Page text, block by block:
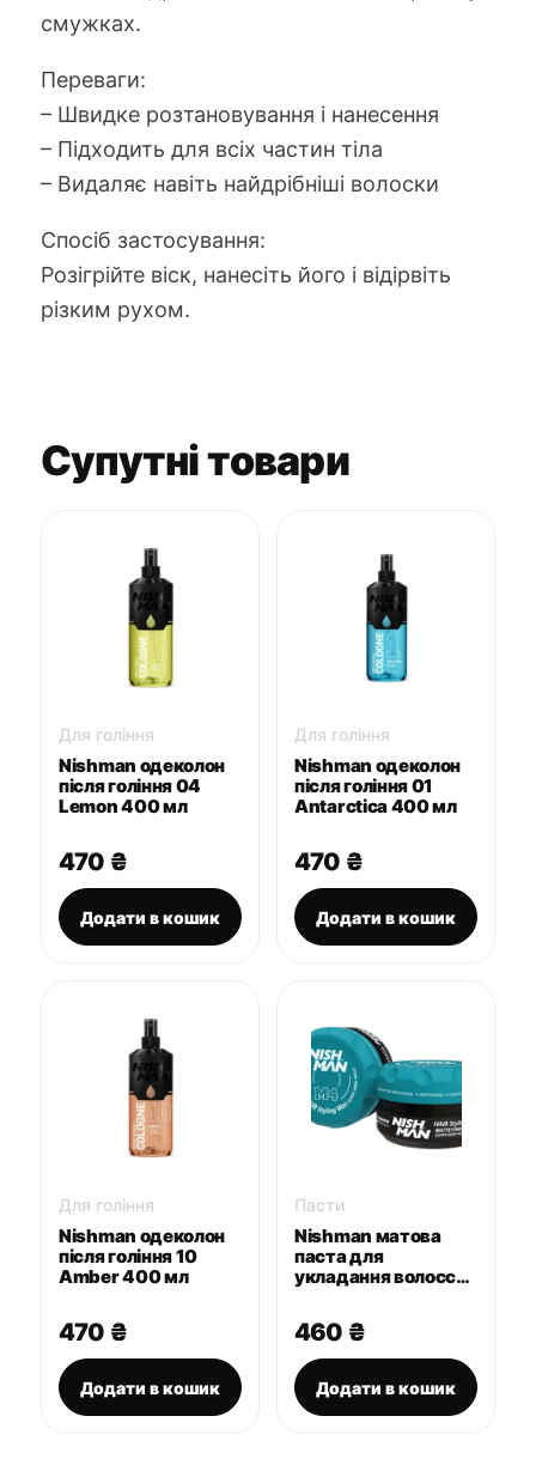
смужках.
Переваги:
– Швидке розтановування і нанесення
– Підходить для всіх частин тіла
– Видаляє навіть найдрібніші волоски
Спосіб застосування:
Розігрійте віск, нанесіть його і відірвіть
різким рухом.
Супутні товари
Для гоління
Nishman одеколон
після гоління 04
Lemon 400 мл
470 ₴
Додати в кошик
Для гоління
Nishman одеколон
після гоління 01
Antarctica 400 мл
470 ₴
Додати в кошик
Для гоління
Nishman одеколон
після гоління 10
Amber 400 мл
470 ₴
Додати в кошик
Пасти
Nishman матова
паста для
укладання волосся
460 ₴
Додати в кошик